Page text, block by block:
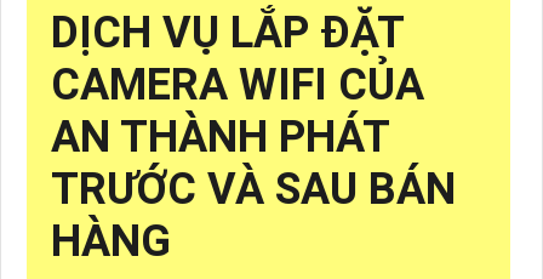
DỊCH VỤ LẮP ĐẶT
CAMERA WIFI CỦA
AN THÀNH PHÁT
TRƯỚC VÀ SAU BÁN
HÀNG